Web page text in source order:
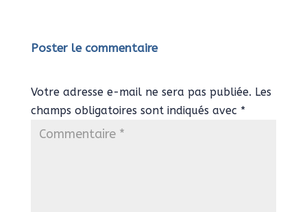
Poster le commentaire
Votre adresse e-mail ne sera pas publiée. Les
champs obligatoires sont indiqués avec *